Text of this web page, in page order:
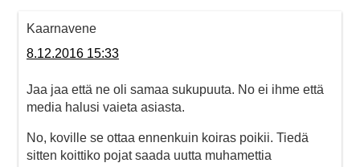
Kaarnavene
8.12.2016 15:33
Jaa jaa että ne oli samaa sukupuuta. No ei ihme että
media halusi vaieta asiasta.
No, koville se ottaa ennenkuin koiras poikii. Tiedä
sitten koittiko pojat saada uutta muhamettia